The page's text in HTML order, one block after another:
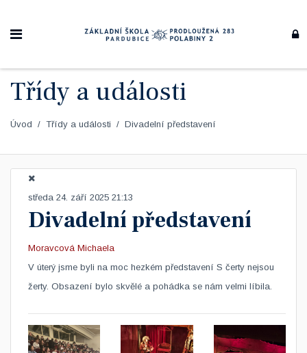
Třídy a události
Úvod Třídy a události Divadelní představení
středa 24. září 2025 21:13
Divadelní představení
Moravcová Michaela
​V úterý jsme byli na moc hezkém představení S čerty nejsou
žerty. Obsazení bylo skvělé a pohádka se nám velmi líbila.